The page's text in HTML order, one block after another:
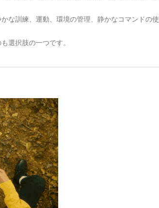
な訓練、運動、環境の管理、静かなコマンドの
選択肢の一つです。